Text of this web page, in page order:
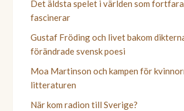
Det äldsta spelet i världen som
fascinerar
Gustaf Fröding och livet bakom
förändrade svensk poesi
Moa Martinson och kampen för
litteraturen
När kom radion till Sverige?